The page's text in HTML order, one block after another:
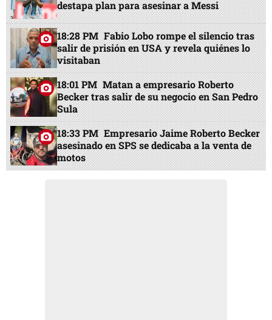
destapa plan para asesinar a Messi
18:28 PM Fabio Lobo rompe el silencio tras
salir de prisión en USA y revela quiénes lo
visitaban
18:01 PM Matan a empresario Roberto
Becker tras salir de su negocio en San Pedro
Sula
18:33 PM Empresario Jaime Roberto Becker
asesinado en SPS se dedicaba a la venta de
motos